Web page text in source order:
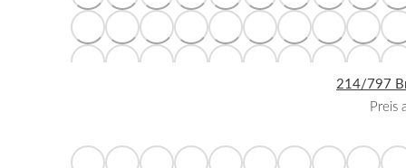
214/797
Preis